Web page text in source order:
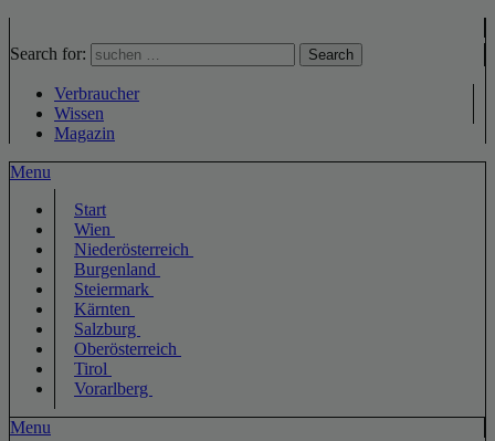
Search for: Search
Verbraucher
Wissen
Magazin
Menu
Start
Wien
Niederösterreich
Burgenland
Steiermark
Kärnten
Salzburg
Oberösterreich
Tirol
Vorarlberg
Menu